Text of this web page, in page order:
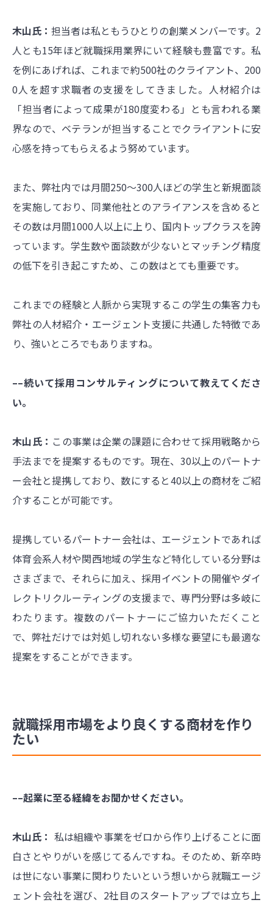
木山氏：担当者は私ともうひとりの創業メンバーです。2
人とも15年ほど就職採用業界にいて経験も豊富です。私
を例にあげれば、これまで約500社のクライアント、200
0人を超す求職者の支援をしてきました。人材紹介は
「担当者によって成果が180度変わる」とも言われる業
界なので、ベテランが担当することでクライアントに安
心感を持ってもらえるよう努めています。
また、弊社内では月間250～300人ほどの学生と新規面談
を実施しており、同業他社とのアライアンスを含めると
その数は月間1000人以上に上り、国内トップクラスを誇
っています。学生数や面談数が少ないとマッチング精度
の低下を引き起こすため、この数はとても重要です。
これまでの経験と人脈から実現するこの学生の集客力も
弊社の人材紹介・エージェント支援に共通した特徴であ
り、強いところでもありますね。
––続いて採用コンサルティングについて教えてくださ
い。
木山氏： この事業は企業の課題に合わせて採用戦略から
手法までを提案するものです。現在、30以上のパートナ
ー会社と提携しており、数にすると40以上の商材をご紹
介することが可能です。
提携しているパートナー会社は、エージェントであれば
体育会系人材や関西地域の学生など特化している分野は
さまざまで、それらに加え、採用イベントの開催やダイ
レクトリクルーティングの支援まで、専門分野は多岐に
わたります。複数のパートナーにご協力いただくこと
で、弊社だけでは対処し切れない多様な要望にも最適な
提案をすることができます。
就職採用市場をより良くする商材を作り
たい
––起業に至る経緯をお聞かせください。
木山氏： 私は組織や事業をゼロから作り上げることに面
白さとやりがいを感じてるんですね。そのため、新卒時
は世にない事業に関わりたいという想いから就職エージ
ェント会社を選び、2社目のスタートアップでは立ち上